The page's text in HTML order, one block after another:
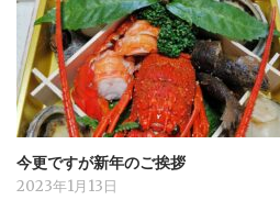
今更ですが新年のご挨拶
2023年1月13日